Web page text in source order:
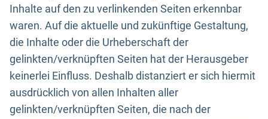
Inhalte auf den zu verlinkenden Seiten erkennbar
waren. Auf die aktuelle und zukünftige Gestaltung,
die Inhalte oder die Urheberschaft der
gelinkten/verknüpften Seiten hat der Herausgeber
keinerlei Einfluss. Deshalb distanziert er sich hiermit
ausdrücklich von allen Inhalten aller
gelinkten/verknüpften Seiten, die nach der